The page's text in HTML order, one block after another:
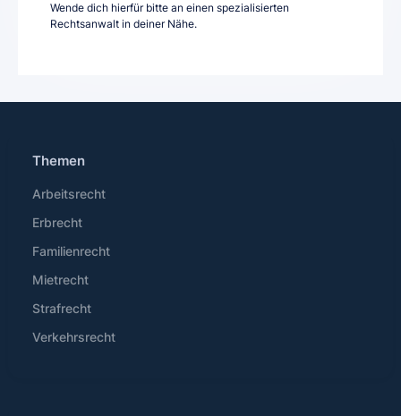
Wende dich hierfür bitte an einen spezialisierten
Rechtsanwalt in deiner Nähe.
Themen
Arbeitsrecht
Erbrecht
Familienrecht
Mietrecht
Strafrecht
Verkehrsrecht